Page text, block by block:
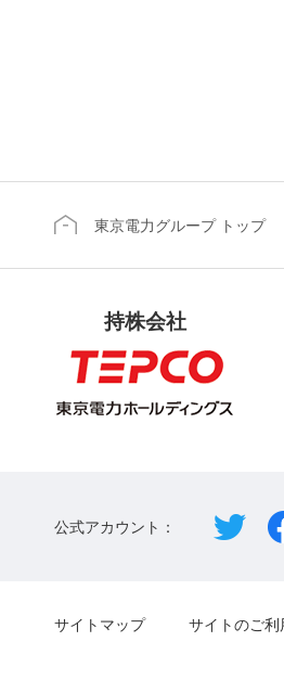
東京電力グループ トップ
持株会社
公式アカウント：
サイトマップ サイトのご利